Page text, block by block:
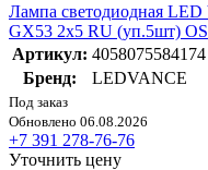
Лампа светодиодная
GX53 2х5 RU (уп.5шт)
Артикул: 4058075584174
Бренд:
LEDVANCE
Под заказ
Обновлено 06.08.2026
+7 391 278-76-76
Уточнить цену